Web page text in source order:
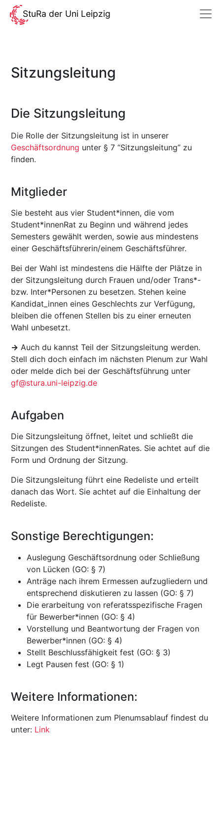
StuRa der Uni Leipzig
Sitzungsleitung
Die Sitzungsleitung
Die Rolle der Sitzungsleitung ist in unserer
Geschäftsordnung unter § 7 “Sitzungsleitung” zu
finden.
Mitglieder
Sie besteht aus vier Student*innen, die vom
Student*innenRat zu Beginn und während jedes
Semesters gewählt werden, sowie aus mindestens
einer Geschäftsführerin/einem Geschäftsführer.
Bei der Wahl ist mindestens die Hälfte der Plätze in
der Sitzungsleitung durch Frauen und/oder Trans*-
bzw. Inter*Personen zu besetzen. Stehen keine
Kandidat_innen eines Geschlechts zur Verfügung,
bleiben die offenen Stellen bis zu einer erneuten
Wahl unbesetzt.
-> Auch du kannst Teil der Sitzungsleitung werden.
Stell dich doch einfach im nächsten Plenum zur Wahl
oder melde dich bei der Geschäftsführung unter
gf@stura.uni-leipzig.de
Aufgaben
Die Sitzungsleitung öffnet, leitet und schließt die
Sitzungen des Student*innenRates. Sie achtet auf die
Form und Ordnung der Sitzung.
Die Sitzungsleitung führt eine Redeliste und erteilt
danach das Wort. Sie achtet auf die Einhaltung der
Redeliste.
Sonstige Berechtigungen:
Auslegung Geschäftsordnung oder Schließung
von Lücken (GO: § 7)
Anträge nach ihrem Ermessen aufzugliedern und
entsprechend diskutieren zu lassen (GO: § 7)
Die erarbeitung von referatsspezifische Fragen
für Bewerber*innen (GO: § 4)
Vorstellung und Beantwortung der Fragen von
Bewerber*innen (GO: § 4)
Stellt Beschlussfähigkeit fest (GO: § 3)
Legt Pausen fest (GO: § 1)
Weitere Informationen:
Weitere Informationen zum Plenumsablauf findest du
unter: Link